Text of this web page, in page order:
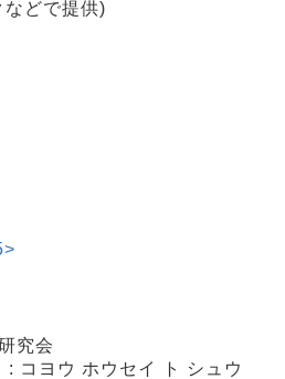
などで提供)
究会
: コヨウ ホウセイ ト シュウ